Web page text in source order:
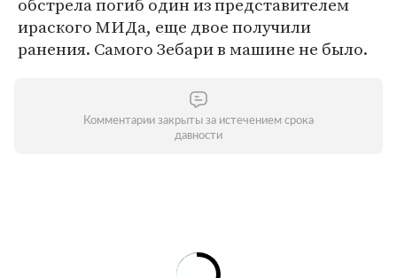
ираского МИДа, еще двое получили
ранения. Самого Зебари в машине не было.
Комментарии закрыты за истечением срока
давности